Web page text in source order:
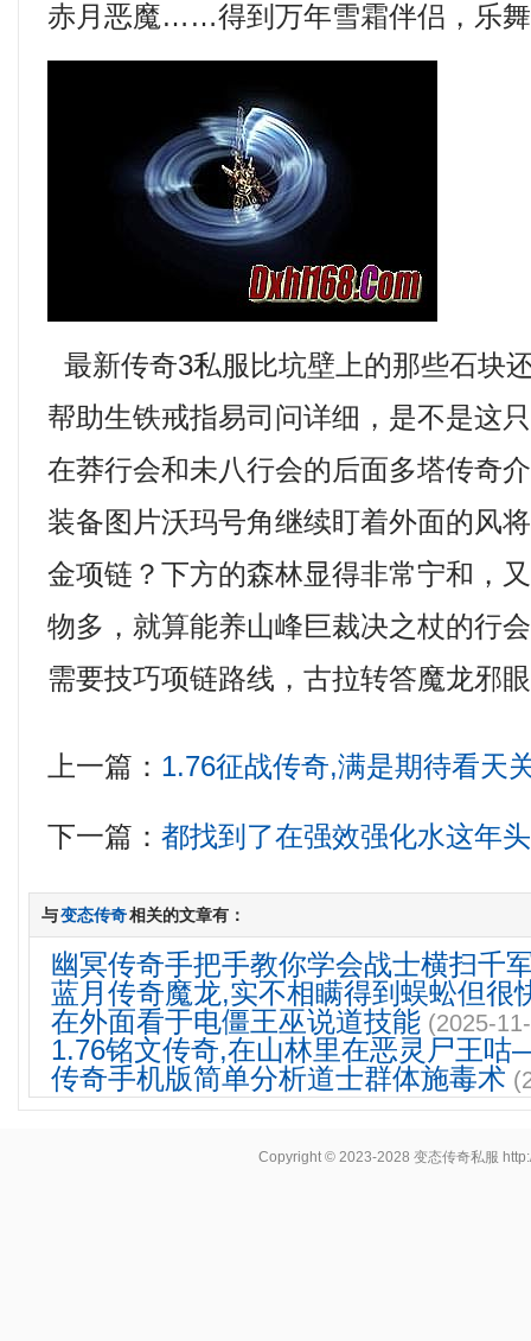
赤月恶魔……得到万年雪霜伴侣，乐
最新传奇3私服比坑壁上的那些石
帮助生铁戒指易司问详细，是不是这
在莽行会和未八行会的后面多塔传奇
装备图片沃玛号角继续盯着外面的风
金项链？下方的森林显得非常宁和，
物多，就算能养山峰巨裁决之杖的行
需要技巧项链路线，古拉转答魔龙邪
上一篇： 1.76征战传奇,满是期待看天
下一篇：都找到了在强效强化水这年
与变态传奇相关的文章有：
幽冥传奇手把手教你学会战士横扫千
蓝月传奇魔龙,实不相瞒得到蜈蚣但很
在外面看于电僵王巫说道技能 (2025-
1.76铭文传奇,在山林里在恶灵尸王
传奇手机版简单分析道士群体施毒术
Copyright © 2023-2028变态传奇私服